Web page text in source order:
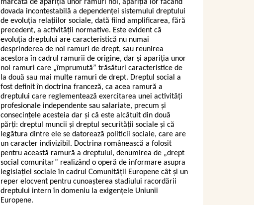
marcată de apariţia unor ramuri noi, apariţia lor făcând
dovada incontestabilă a dependenţei sistemului dreptului
de evoluţia relaţiilor sociale, dată fiind amplificarea, fără
precedent, a activităţii normative. Este evident că
evoluţia dreptului are caracteristică nu numai
desprinderea de noi ramuri de drept, sau reunirea
acestora în cadrul ramurii de origine, dar şi apariţia unor
noi ramuri care „împrumută” trăsături caracteristice de
la două sau mai multe ramuri de drept. Dreptul social a
fost definit în doctrina franceză, ca acea ramură a
dreptului care reglementează exercitarea unei activităţi
profesionale independente sau salariate, precum şi
consecinţele acesteia dar şi că este alcătuit din două
părţi: dreptul muncii şi dreptul securităţii sociale şi că
legătura dintre ele se datorează politicii sociale, care are
un caracter indivizibil. Doctrina românească a folosit
pentru această ramură a dreptului, denumirea de „drept
social comunitar” realizând o operă de informare asupra
legislaţiei sociale în cadrul Comunităţii Europene cât şi un
reper elocvent pentru cunoaşterea stadiului racordării
dreptului intern în domeniu la exigenţele Uniunii
Europene.